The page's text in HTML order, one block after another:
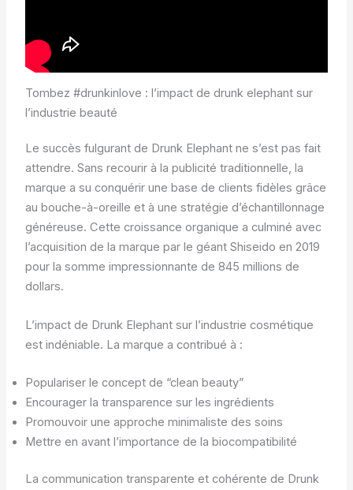
Tombez #drunkinlove : l’impact de drunk elephant sur
l’industrie beauté
Le succès fulgurant de Drunk Elephant ne s’est pas fait
attendre. Sans recourir à la publicité traditionnelle, la
marque a su conquérir une base de clients fidèles grâce
au bouche-à-oreille et à une stratégie d’échantillonnage
généreuse. Cette croissance organique a culminé avec
l’acquisition de la marque par le géant Shiseido en 2019
pour la somme impressionnante de 845 millions de
dollars.
L’impact de Drunk Elephant sur l’industrie cosmétique
est indéniable. La marque a contribué à :
Populariser le concept de “clean beauty”
Encourager la transparence sur les ingrédients
Promouvoir une approche minimaliste des soins
Mettre en avant l’importance de la biocompatibilité
La communication transparente et cohérente de Drunk